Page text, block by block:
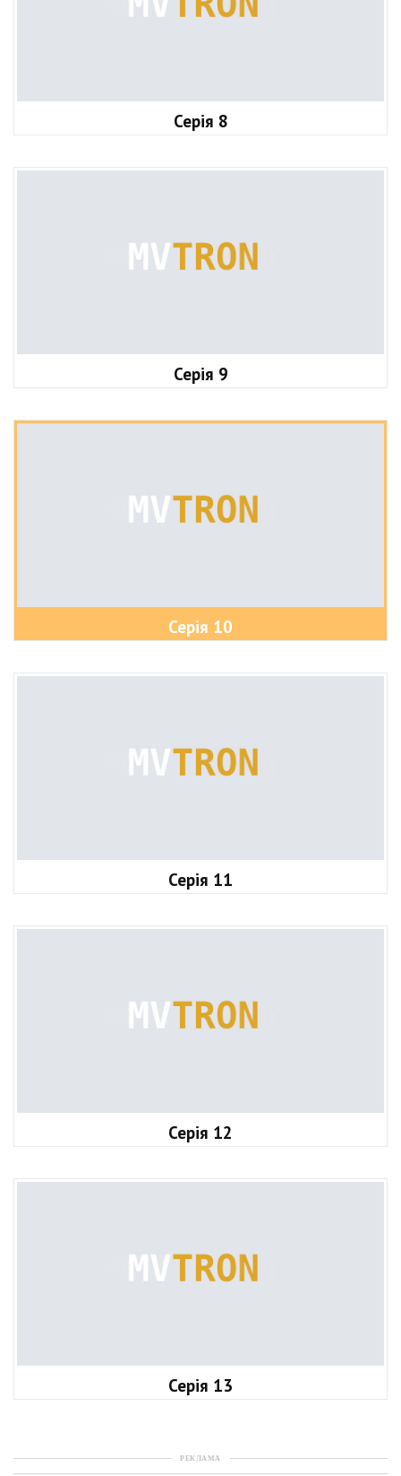
Серія 8
Серія 9
Серія 10
Серія 11
Серія 12
Серія 13
РЕКЛАМА